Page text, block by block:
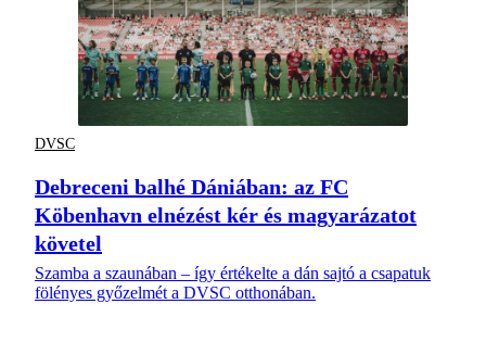
DVSC
Debreceni balhé Dániában: az FC
Köbenhavn elnézést kér és magyarázatot
követel
Szamba a szaunában – így értékelte a dán sajtó a csapatuk
fölényes győzelmét a DVSC otthonában.